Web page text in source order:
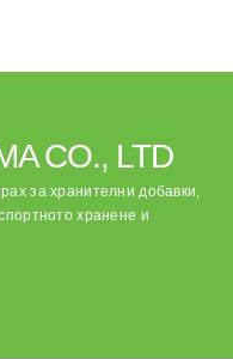
CO., LTD
за хранителни добавки,
хранене и